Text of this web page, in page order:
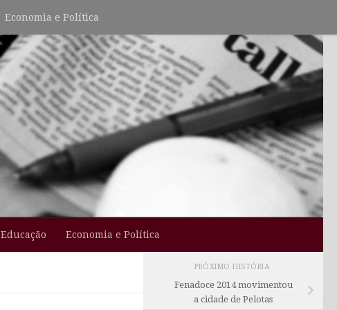
Economia e Política
Educação Economia e Política
PRÓXIMO HISTÓRIA
Fenadoce 2014 movimentou
a cidade de Pelotas